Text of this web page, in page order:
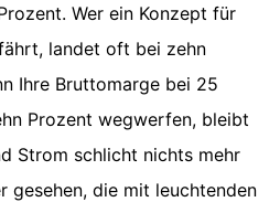
Wer ein Konzept für
landet oft bei zehn
Ihre Bruttomarge bei 25
Prozent wegwerfen, bleibt
Strom schlicht nichts mehr
gesehen, die mit leuchtenden